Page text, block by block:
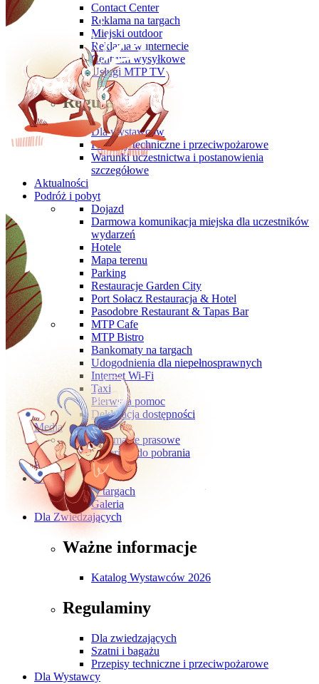
Contact Center
Reklama na targach
Miejski outdoor
Reklama w internecie
Centrum wysyłkowe
Usługi MTP TV
Regulaminy
Dla wystawców
Przepisy techniczne i przeciwpożarowe
Warunki uczestnictwa i postanowienia
szczegółowe
Aktualności
Podróż i pobyt
Dojazd
Darmowa komunikacja miejska dla uczestników
wydarzeń
Hotele
Mapa terenu
Parking
Restauracje Garden City
Port Sołacz Restauracja & Hotel
Pasodobre Restaurant & Tapas Bar
MTP Cafe
MTP Bistro
Bankomaty na targach
Udogodnienia dla niepełnosprawnych
Internet Wi-Fi
Taxi
Pierwsza pomoc
Deklaracja dostępności
Media
Informacje prasowe
Materiały do pobrania
Kontakt
O wydarzeniu
O targach
Galeria
Dla Zwiedzających
Ważne informacje
Katalog Wystawców 2026
Regulaminy
Dla zwiedzających
Szatni i bagażu
Przepisy techniczne i przeciwpożarowe
Dla Wystawcy